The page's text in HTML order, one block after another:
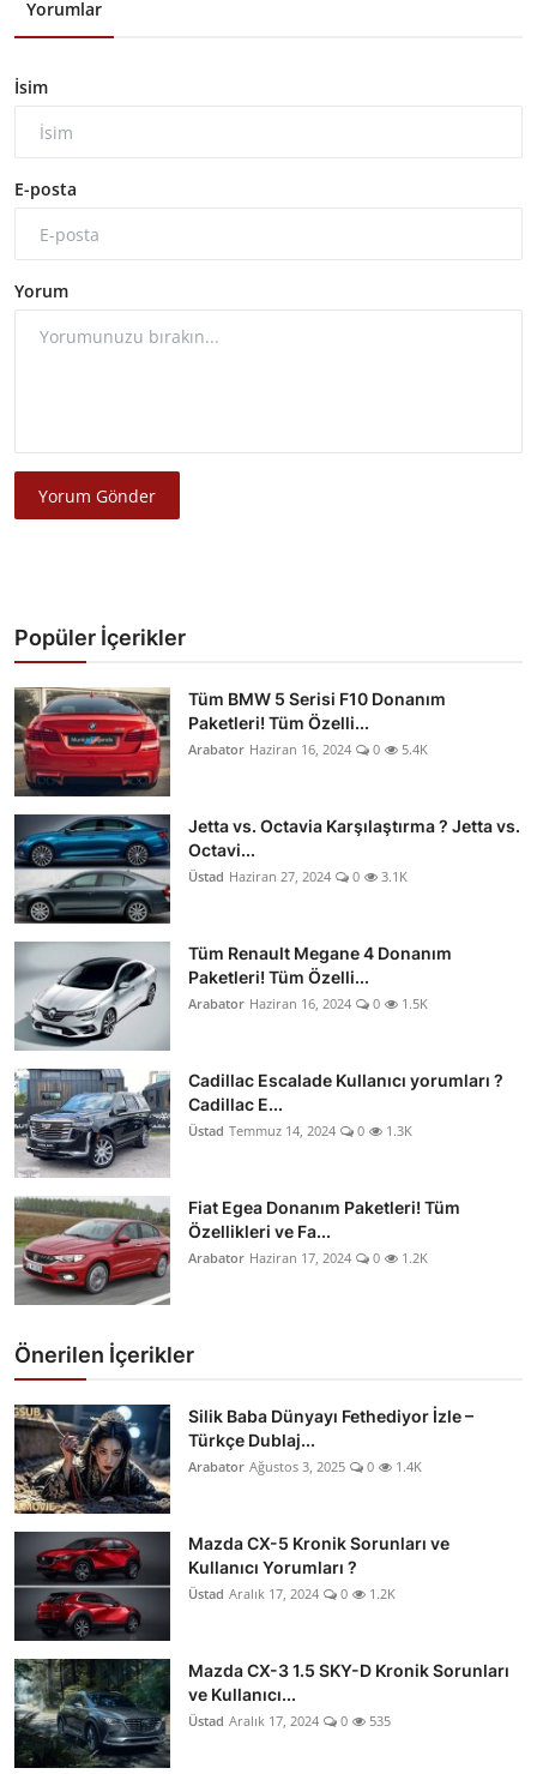
Yorumlar
İsim
E-posta
Yorum
Yorum Gönder
Popüler İçerikler
Tüm BMW 5 Serisi F10 Donanım
Paketleri! Tüm Özelli...
Arabator Haziran 16, 2024 0 5.4K
Jetta vs. Octavia Karşılaştırma ? Jetta vs.
Octavi...
Üstad Haziran 27, 2024 0 3.1K
Tüm Renault Megane 4 Donanım
Paketleri! Tüm Özelli...
Arabator Haziran 16, 2024 0 1.5K
Cadillac Escalade Kullanıcı yorumları ?
Cadillac E...
Üstad Temmuz 14, 2024 0 1.3K
Fiat Egea Donanım Paketleri! Tüm
Özellikleri ve Fa...
Arabator Haziran 17, 2024 0 1.2K
Önerilen İçerikler
Silik Baba Dünyayı Fethediyor İzle –
Türkçe Dublaj...
Arabator Ağustos 3, 2025 0 1.4K
Mazda CX-5 Kronik Sorunları ve
Kullanıcı Yorumları ?
Üstad Aralık 17, 2024 0 1.2K
Mazda CX-3 1.5 SKY-D Kronik Sorunları
ve Kullanıcı...
Üstad Aralık 17, 2024 0 535